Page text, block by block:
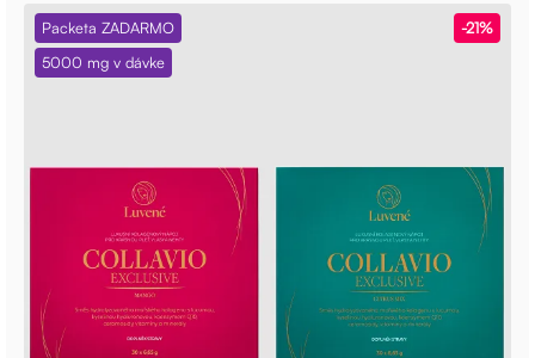
-21%
Packeta ZADARMO
5000 mg v dávke